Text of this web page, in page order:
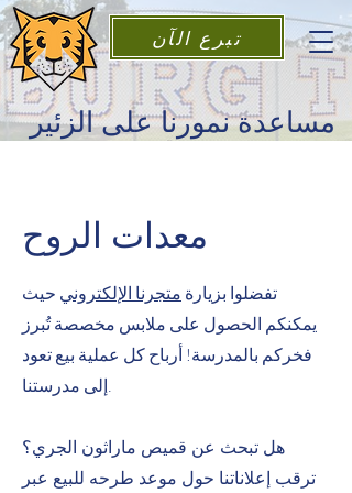
تبرع الآن
مساعدة نمورنا على الزئير
معدات الروح
تفضلوا بزيارة متجرنا الإلكتروني حيث
يمكنكم الحصول على ملابس مخصصة تُبرز
فخركم بالمدرسة! أرباح كل عملية بيع تعود
إلى مدرستنا.
هل تبحث عن قميص ماراثون الجري؟
ترقب إعلاناتنا حول موعد طرحه للبيع عبر